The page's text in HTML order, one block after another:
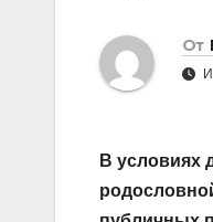
От
В условиях